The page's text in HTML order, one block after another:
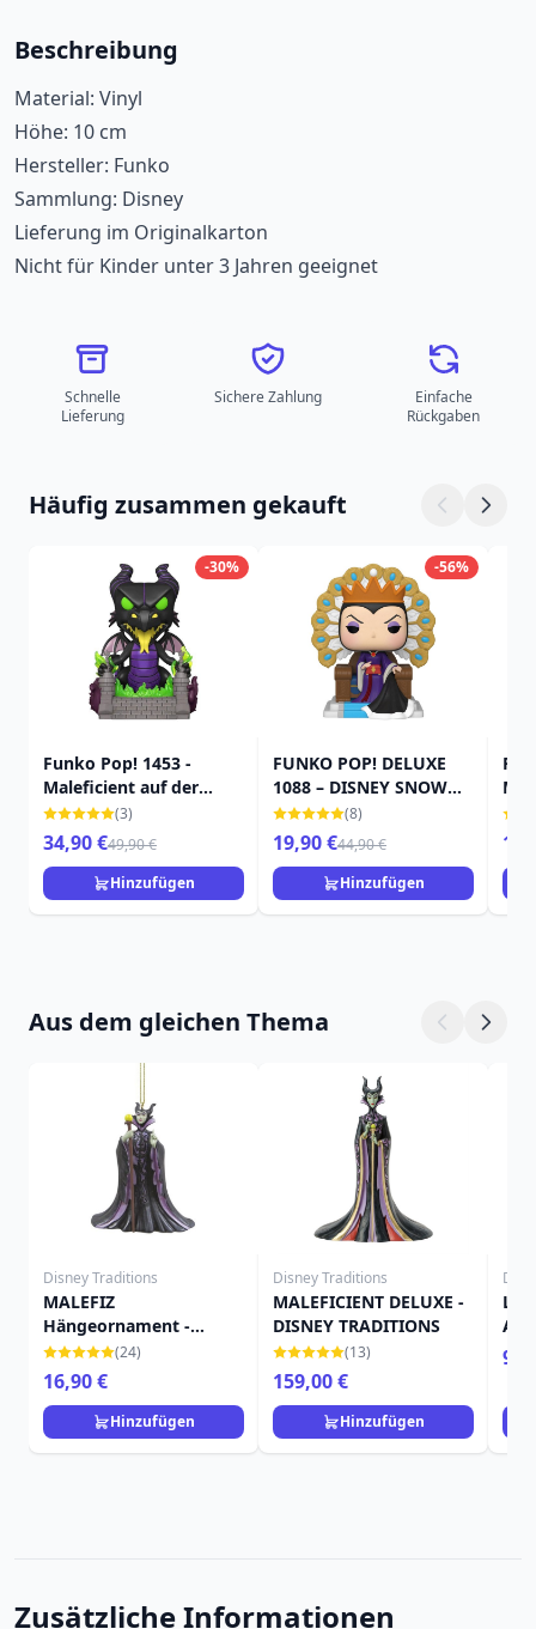
Beschreibung
Material: Vinyl
Höhe: 10 cm
Hersteller: Funko
Sammlung: Disney
Lieferung im Originalkarton
Nicht für Kinder unter 3 Jahren geeignet
Schnelle
Lieferung
Sichere Zahlung
Einfache
Rückgaben
Häufig zusammen gekauft
-30%
Funko Pop! 1453 -
Maleficient auf der
Brücke - Dornröschen
(3)
34,90 €49,90 €
Hinzufügen
-56%
FUNKO POP! DELUXE
1088 – DISNEY SNOW
WHITE – DIE BÖSE
KÖNIGIN AUF IHREM
THRON
(8)
19,90 €44,90 €
Hinzufügen
Aus dem gleichen Thema
Disney Traditions
MALEFIZ
Hängeornament -
DISNEY TRADITIONS
(24)
16,90 €
Hinzufügen
Disney Traditions
MALEFICIENT DELUXE -
DISNEY TRADITIONS
(13)
159,00 €
Hinzufügen
A5
Zusätzliche Informationen